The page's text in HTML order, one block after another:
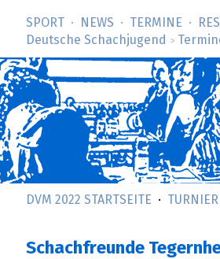
SPORT NEWS TERMINE
Deutsche Schachjugend
>
DVM 2022 STARTSEITE
Schachfreunde